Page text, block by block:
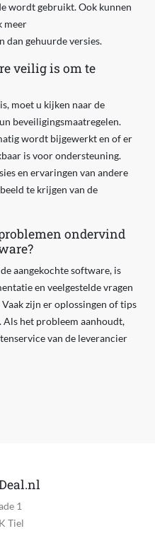
wordt gebruikt. Ook kunnen
meer
dan gehuurde versies.
veilig is om te
moet u kijken naar de
beveiligingsmaatregelen.
wordt bijgewerkt en of er
is voor ondersteuning.
en ervaringen van andere
te krijgen van de
ondervind
aangekochte software, is
en veelgestelde vragen
zijn er oplossingen of tips
Als het probleem aanhoudt,
van de leverancier
1
Tiel